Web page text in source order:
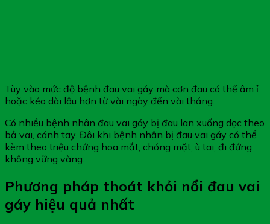
Tùy vào mức độ bệnh đau vai gáy mà cơn đau có thể âm ỉ
hoặc kéo dài lâu hơn từ vài ngày đến vài tháng.
Có nhiều bệnh nhân đau vai gáy bị đau lan xuống dọc theo
bả vai, cánh tay. Đôi khi bệnh nhân bị đau vai gáy có thể
kèm theo triệu chứng hoa mắt, chóng mặt, ù tai, đi đứng
không vững vàng.
Phương pháp thoát khỏi nổi đau vai
gáy hiệu quả nhất